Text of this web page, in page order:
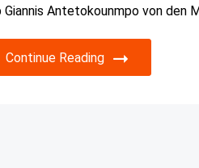
Giannis Antetokounmpo von den
Continue Reading